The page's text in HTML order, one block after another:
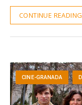
CONTINUE READING
CINE-GRANADA